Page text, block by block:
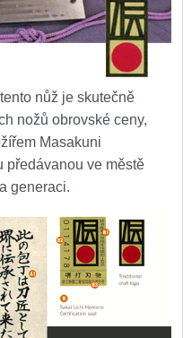
nůž je skutečně
nožů obrovské ceny,
Masakuni
předávanou ve městě
generaci.